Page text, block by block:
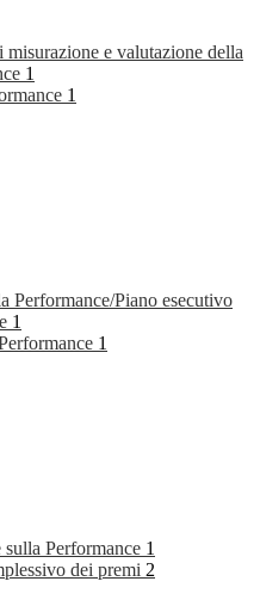
misurazione e valutazione della
1
1
Performance/Piano esecutivo
1
1
sulla Performance 1
dei premi 2